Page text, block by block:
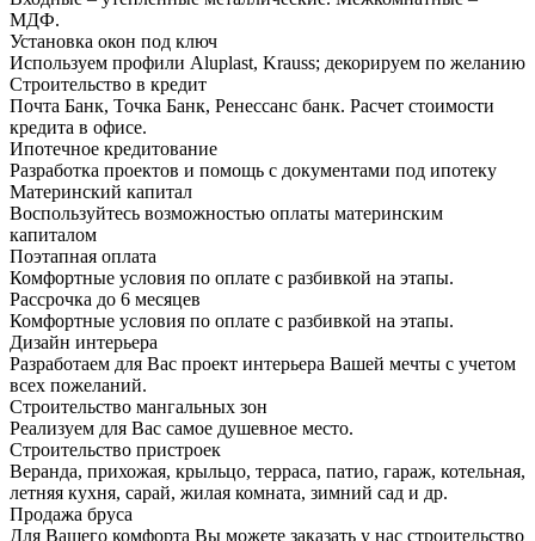
МДФ.
Установка окон под ключ
Используем профили Aluplast, Krauss; декорируем по желанию
Строительство в кредит
Почта Банк, Точка Банк, Ренессанс банк. Расчет стоимости
кредита в офисе.
Ипотечное кредитование
Разработка проектов и помощь с документами под ипотеку
Материнский капитал
Воспользуйтесь возможностью оплаты материнским
капиталом
Поэтапная оплата
Комфортные условия по оплате с разбивкой на этапы.
Рассрочка до 6 месяцев
Комфортные условия по оплате с разбивкой на этапы.
Дизайн интерьера
Разработаем для Вас проект интерьера Вашей мечты с учетом
всех пожеланий.
Строительство мангальных зон
Реализуем для Вас самое душевное место.
Строительство пристроек
Веранда, прихожая, крыльцо, терраса, патио, гараж, котельная,
летняя кухня, сарай, жилая комната, зимний сад и др.
Продажа бруса
Для Вашего комфорта Вы можете заказать у нас строительство